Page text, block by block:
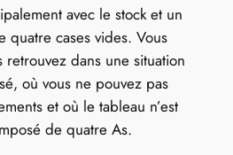
avec le stock et un
quatre cases vides. Vous
retrouvez dans une situation
où vous ne pouvez pas
et où le tableau n’est
de quatre As.